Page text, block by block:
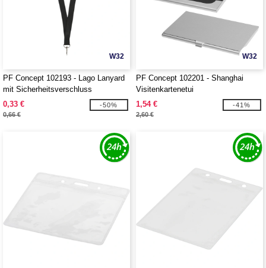
W32
PF Concept 102193 - Lago Lanyard
mit Sicherheitsverschluss
0,33 €
0,66 €
-50%
W32
PF Concept 102201 - Shanghai
Visitenkartenetui
1,54 €
2,60 €
-41%